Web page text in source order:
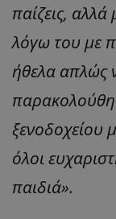
παίζεις,
λόγω του με
ήθελα απλώς
ξενοδοχείου
όλοι
παιδιά».